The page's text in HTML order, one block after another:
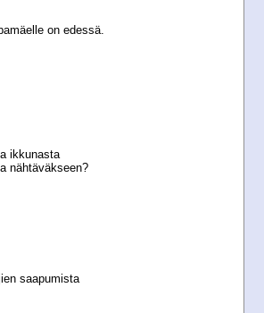
on edessä.
ikkunasta
nähtäväkseen?
saapumista